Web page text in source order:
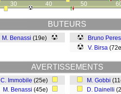
30 40 50
BUTEURS
M. Benassi (19e)
Bruno Peres
V. Birsa
AVERTISSEMENTS
C. Immobile (25e)
M. Benassi (45e)
M. Gobbi
D. Dainelli